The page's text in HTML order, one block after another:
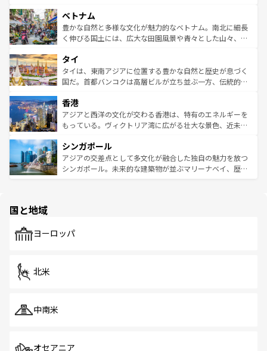
参照してほしい。
容にもいいと評判のスイーツなど、バラエティ豊かな料理
が味わえる。 なお、新着の台湾情報は コンテンツ一覧を参
照してほしい。
き、地方に足を延ばせば四季折々の自然美を楽しむことが
できる。そして、キムチや焼肉、絶品のストリートフード
まで、さまざまな韓国料理が待っている。夜には、韓国な
リティに包まれながら、韓国の多彩な魅力を心ゆくまで味
わってみてほしい。 なお、新着の韓国情報はコンテンツ一
覧を参照してほしい。
ベトナム
豊かな自然と多様な文化が魅力的なベトナム。南北に細長
く伸びる国土には、広大な田園風景や青々とした山々、世
急速な発展と共に伝統が息づく。ハノイの古い町並みやホ
ーチミン市のフランス統治時代の建物も、独特の雰囲気を
醸し出している。また、バラエティの豊かさとおいしさで
とつ。フォーやバインミー、ベトナムコーヒーなどは、ぜ
ひ現地で味わいたい。どの地域を訪れてもあたたかい人々
が旅行者を迎えてくれるので、きっと忘れられない旅にな
参照してほしい。
タイ
タイは、東南アジアに位置する豊かな自然と歴史が息づく
国だ。首都バンコクは高層ビルが立ち並ぶ一方、伝統的な
の活気が交差している。北部ではチェンマイなどの山岳地
帯で自然と触れ合い、南部ではプーケットやクラビの美し
いビーチでリゾート気分を楽しむことができる。タイ料理
激する。気候は一年中温暖で、どの季節にも異なる楽しみ
が待っている。親しみやすいタイの人々、仏教を中心とし
た文化、そして多様な観光資源が、訪れる旅人を魅了し続
香港
アジアと西洋の文化が交わる香港は、特有のエネルギーを
もっている。ヴィクトリア湾に広がる壮大な景色、近未来
み、どこを訪れても感動するはず。観光スポットが密集し
ており、効率よく見どころを回れるのも魅力。息をのむよ
うな絶景から文化的な体験まで、香港を存分に楽しみ尽く
シンガポール
アジアの交差点として多文化が融合した独自の魅力を放つ
シンガポール。未来的な建築物が並ぶマリーナベイ、歴史
で、ホーカーズは地元の風情を楽しめる外せないスポット
国と地域
ヨーロッパ
北米
中南米
オセアニア